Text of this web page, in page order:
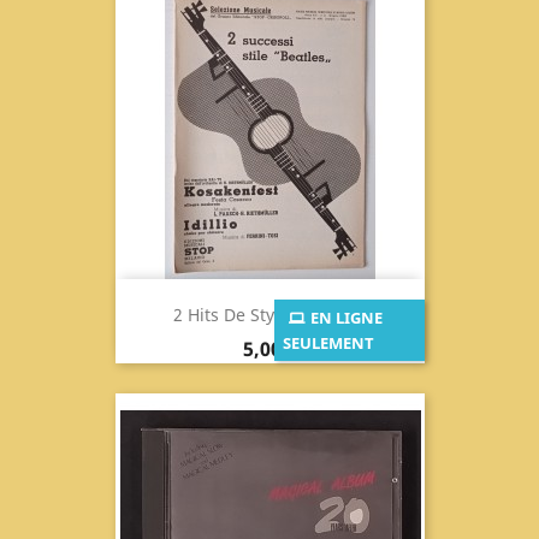
EN LIGNE
SEULEMENT
2 Hits De Style Beatles...
Prix
5,00 €